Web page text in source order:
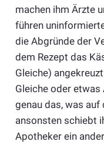
machen ihm Ärzte
führen
die Abgründe der
dem Rezept das
Gleiche)
Gleiche oder
genau das, was
ansonsten schiebt
Apotheker ein